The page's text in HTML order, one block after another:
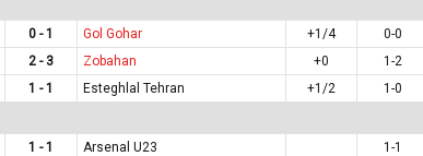
0 - 1 Gol Gohar +1/4
0-0
2 - 3 Zobahan +0
1-2
1 - 1 Esteghlal Tehran +1/2
1-0
1 - 1 Arsenal U23
1-1